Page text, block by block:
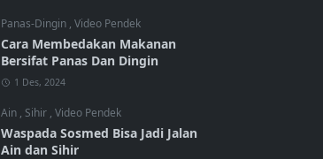
Panas-Dingin , Video Pendek
Cara Membedakan Makanan
Bersifat Panas Dan Dingin
1 Des, 2024
Ain , Sihir , Video Pendek
Waspada Sosmed Bisa Jadi Jalan
Ain dan Sihir